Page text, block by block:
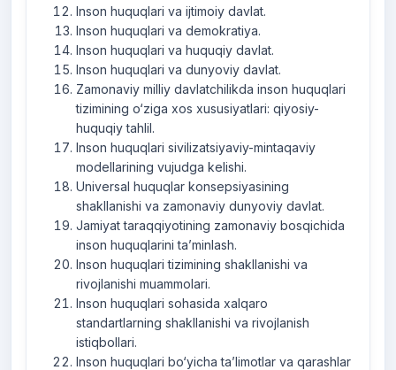
Inson huquqlari va ijtimoiy davlat.
Inson huquqlari va demokratiya.
Inson huquqlari va huquqiy davlat.
Inson huquqlari va dunyoviy davlat.
Zamonaviy milliy davlatchilikda inson huquqlari
tizimining o‘ziga xos xususiyatlari: qiyosiy-
huquqiy tahlil.
Inson huquqlari sivilizatsiyaviy-mintaqaviy
modellarining vujudga kelishi.
Universal huquqlar konsepsiyasining
shakllanishi va zamonaviy dunyoviy davlat.
Jamiyat taraqqiyotining zamonaviy bosqichida
inson huquqlarini ta’minlash.
Inson huquqlari tizimining shakllanishi va
rivojlanishi muammolari.
Inson huquqlari sohasida xalqaro
standartlarning shakllanishi va rivojlanish
istiqbollari.
Inson huquqlari bo‘yicha ta’limotlar va qarashlar